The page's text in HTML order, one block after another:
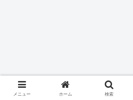
メニュー ホーム 検索